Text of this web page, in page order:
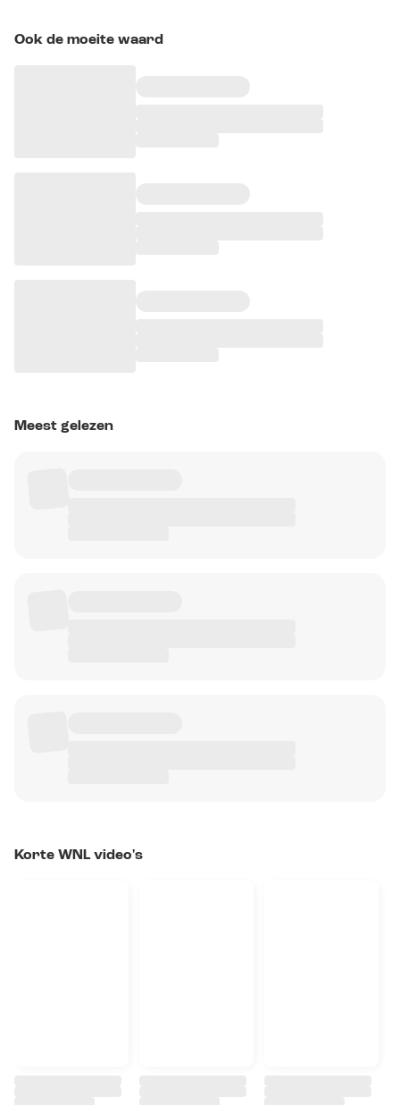
Ook de moeite waard
Meest gelezen
Korte WNL video's